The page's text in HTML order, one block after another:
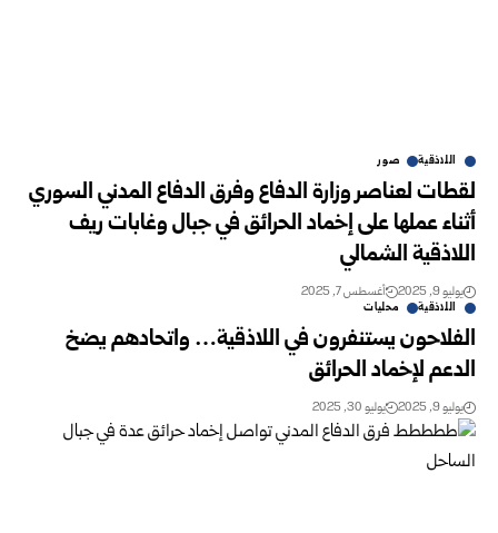
اللاذقية صور
لقطات لعناصر وزارة الدفاع وفرق الدفاع المدني السوري
أثناء عملها على إخماد الحرائق في جبال وغابات ريف
اللاذقية الشمالي
يوليو 9, 2025 أغسطس 7, 2025
اللاذقية محليات
الفلاحون يستنفرون في اللاذقية… واتحادهم يضخ
الدعم لإخماد الحرائق
يوليو 9, 2025 يوليو 30, 2025